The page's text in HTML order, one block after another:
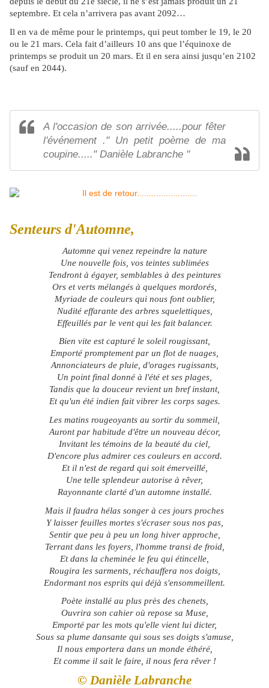
septembre. Et cela n’arrivera pas avant 2092…
Il en va de même pour le printemps, qui peut tomber le 19, le 20
ou le 21 mars. Cela fait d’ailleurs 10 ans que l’équinoxe de
printemps se produit un 20 mars. Et il en sera ainsi jusqu’en 2102
(sauf en 2044).
A l'occasion de son arrivée.....pour fêter
l'événement ." Un petit poème de ma
coupine....." Danièle Labranche "
Senteurs d'Automne,
Automne qui venez repeindre la nature
Une nouvelle fois, vos teintes sublimées
Tendront à égayer, semblables à des peintures
Ors et verts mélangés à quelques mordorés,
Myriade de couleurs qui nous font oublier,
Nudité effarante des arbres squelettiques,
Effeuillés par le vent qui les fait balancer.
Bien vite est capturé le soleil rougissant,
Emporté promptement par un flot de nuages,
Annonciateurs de pluie, d'orages rugissants,
Un point final donné à l'été et ses plages,
Tandis que la douceur revient un bref instant,
Et qu'un été indien fait vibrer les corps sages.
Les matins rougeoyants au sortir du sommeil,
Auront par habitude d'être un nouveau décor,
Invitant les témoins de la beauté du ciel,
D'encore plus admirer ces couleurs en accord.
Et il n'est de regard qui soit émerveillé,
Une telle splendeur autorise à rêver,
Rayonnante clarté d'un automne installé.
Mais il faudra hélas songer à ces jours proches
Y laisser feuilles mortes s'écraser sous nos pas,
Sentir que peu à peu un long hiver approche,
Terrant dans les foyers, l'homme transi de froid,
Et dans la cheminée le feu qui étincelle,
Rougira les sarments, réchauffera nos doigts,
Endormant nos esprits qui déjà s'ensommeillent.
Poète installé au plus près des chenets,
Ouvrira son cahier où repose sa Muse,
Emporté par les mots qu'elle vient lui dicter,
Sous sa plume dansante qui sous ses doigts s'amuse,
Il nous emportera dans un monde éthéré,
Et comme il sait le faire, il nous fera rêver !
© Danièle Labranche